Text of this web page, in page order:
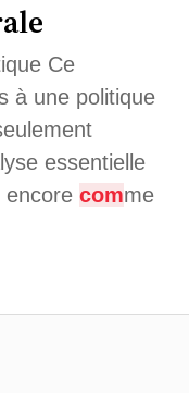
Ce
à une politique
essentielle
encore comme